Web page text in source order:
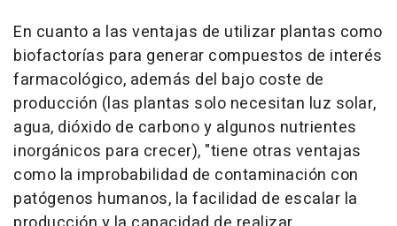
En cuanto a las ventajas de utilizar plantas como
biofactorías para generar compuestos de interés
farmacológico, además del bajo coste de
producción (las plantas solo necesitan luz solar,
agua, dióxido de carbono y algunos nutrientes
inorgánicos para crecer), "tiene otras ventajas
como la improbabilidad de contaminación con
patógenos humanos, la facilidad de escalar la